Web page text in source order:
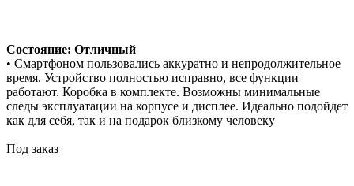
Состояние: Отличный
• Смартфоном пользовались аккуратно и непродолжительное
время. Устройство полностью исправно, все функции
работают. Коробка в комплекте. Возможны минимальные
следы эксплуатации на корпусе и дисплее. Идеально подойдет
как для себя, так и на подарок близкому человеку
Под заказ